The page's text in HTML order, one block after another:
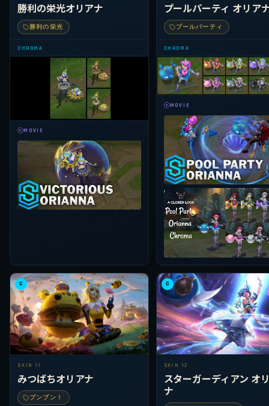
勝利の栄光オリアナ
勝利の栄光
CHROMA
MOVIE
プールパーティ オリア
プールパーティ
CHROMA
MOVIE
C
SKIN 11
みつばちオリアナ
ブンブン！
C
SKIN 12
スターガーディアン オ
ナ